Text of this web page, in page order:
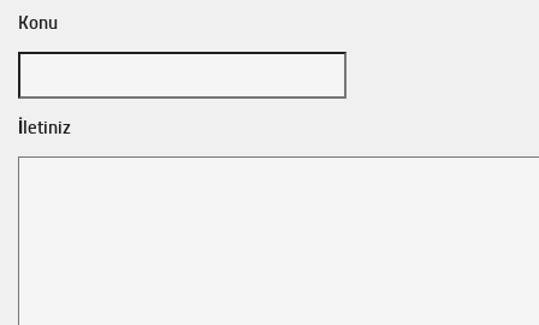
Konu
İletiniz